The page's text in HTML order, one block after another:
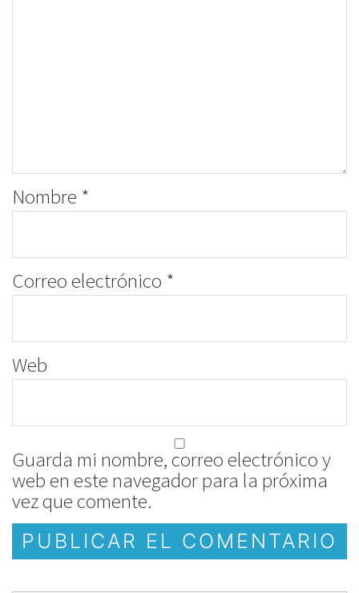
Nombre *
Correo electrónico *
Web
Guarda mi nombre, correo electrónico y
web en este navegador para la próxima
vez que comente.